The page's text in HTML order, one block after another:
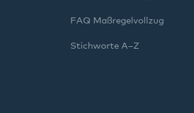
FAQ Maßregelvollzug
Stichworte A–Z